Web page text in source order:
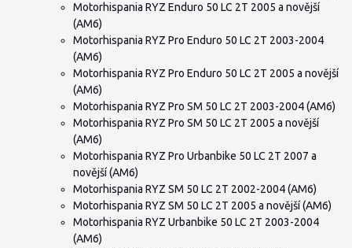
Motorhispania RYZ Enduro 50 LC 2T 2005 a novější
(AM6)
Motorhispania RYZ Pro Enduro 50 LC 2T 2003-2004
(AM6)
Motorhispania RYZ Pro Enduro 50 LC 2T 2005 a novější
(AM6)
Motorhispania RYZ Pro SM 50 LC 2T 2003-2004 (AM6)
Motorhispania RYZ Pro SM 50 LC 2T 2005 a novější
(AM6)
Motorhispania RYZ Pro Urbanbike 50 LC 2T 2007 a
novější (AM6)
Motorhispania RYZ SM 50 LC 2T 2002-2004 (AM6)
Motorhispania RYZ SM 50 LC 2T 2005 a novější (AM6)
Motorhispania RYZ Urbanbike 50 LC 2T 2003-2004
(AM6)